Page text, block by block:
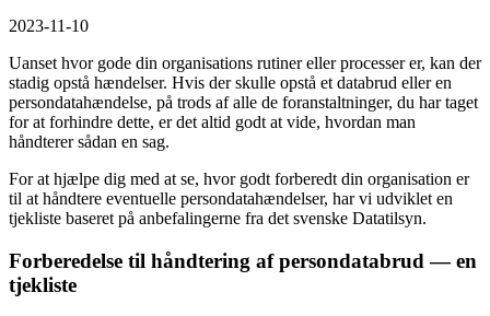
2023-11-10
Uanset hvor gode din organisations rutiner eller processer er, kan der
stadig opstå hændelser. Hvis der skulle opstå et databrud eller en
persondatahændelse, på trods af alle de foranstaltninger, du har taget
for at forhindre dette, er det altid godt at vide, hvordan man
håndterer sådan en sag.
For at hjælpe dig med at se, hvor godt forberedt din organisation er
til at håndtere eventuelle persondatahændelser, har vi udviklet en
tjekliste baseret på anbefalingerne fra det svenske Datatilsyn.
Forberedelse til håndtering afpersondatabrud — en
tjekliste